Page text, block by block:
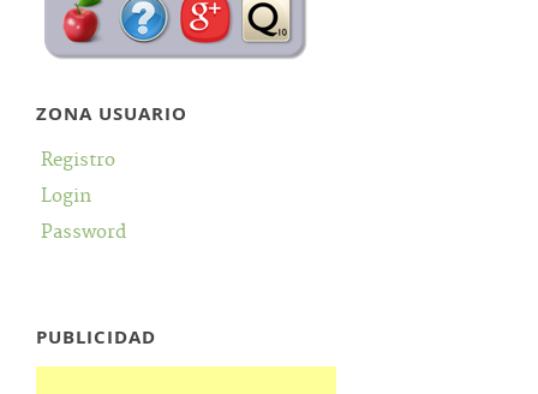
ZONA USUARIO
Registro
Login
Password
PUBLICIDAD